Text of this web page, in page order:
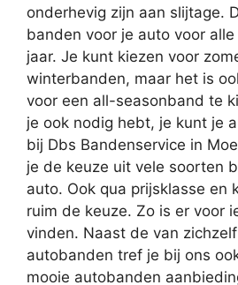
onderhevig zijn aan slijtage.
banden voor je auto voor
jaar. Je kunt kiezen voor
winterbanden, maar het is
voor een all-seasonband te
je ook nodig hebt, je kunt je
bij Dbs Bandenservice in
je de keuze uit vele soorten
auto. Ook qua prijsklasse en
ruim de keuze. Zo is er voor
vinden. Naast de van
autobanden tref je bij ons
mooie autobanden